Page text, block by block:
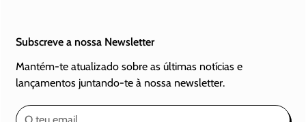
Subscreve a nossa Newsletter
Mantém-te atualizado sobre as últimas notícias e
lançamentos juntando-te à nossa newsletter.